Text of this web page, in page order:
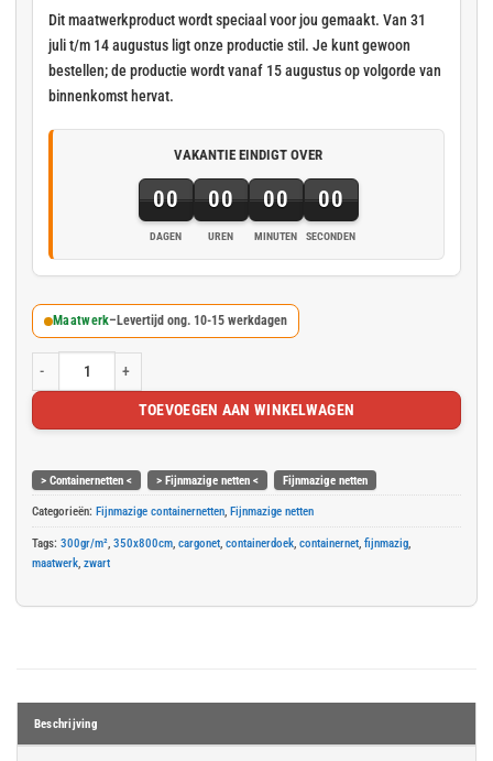
Dit maatwerkproduct wordt speciaal voor jou gemaakt. Van 31
juli t/m 14 augustus ligt onze productie stil. Je kunt gewoon
bestellen; de productie wordt vanaf 15 augustus op volgorde van
binnenkomst hervat.
VAKANTIE EINDIGT OVER
00
DAGEN
00
UREN
00
MINUTEN
00
SECONDEN
Maatwerk– Levertijd ong. 10-15 werkdagen
Zwart fijnmazig containernet cargonet 350x800cm - 300gr/m² aantal
TOEVOEGEN AAN WINKELWAGEN
> Containernetten < > Fijnmazige netten <
Fijnmazige netten
Categorieën: Fijnmazige containernetten, Fijnmazige netten
Tags: 300gr/m², 350x800cm, cargonet, containerdoek, containernet, fijnmazig,
maatwerk, zwart
Beschrijving